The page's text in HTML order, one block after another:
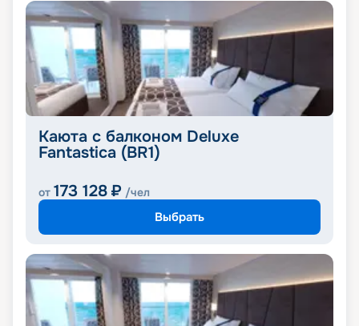
Каюта с балконом Deluxe
Fantastica (BR1)
от 173 128 ₽ /чел
Выбрать